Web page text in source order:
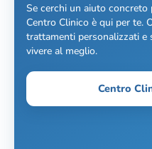
Se cerchi un aiuto concreto
Centro Clinico è qui per te.
trattamenti personalizzati
vivere al meglio.
Centro